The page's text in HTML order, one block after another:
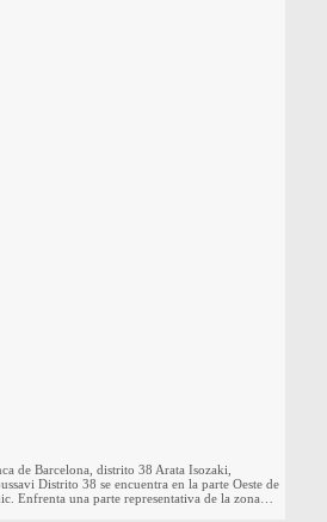
de Barcelona, distrito 38 Arata Isozaki,
Distrito 38 se encuentra en la parte Oeste de
Enfrenta una parte representativa de la zona…